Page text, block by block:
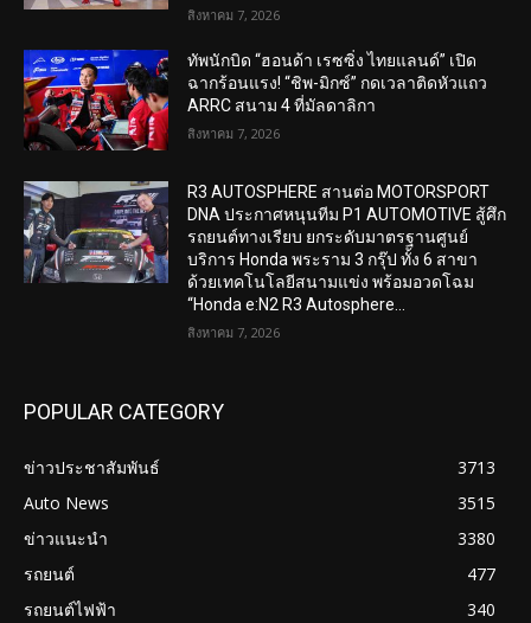
สิงหาคม 7, 2026
ทัพนักบิด “ฮอนด้า เรซซิ่ง ไทยแลนด์” เปิด
ฉากร้อนแรง! “ชิพ-มิกซ์” กดเวลาติดหัวแถว
ARRC สนาม 4 ที่มัลดาลิกา
สิงหาคม 7, 2026
R3 AUTOSPHERE สานต่อ MOTORSPORT
DNA ประกาศหนุนทีม P1 AUTOMOTIVE สู้ศึก
รถยนต์ทางเรียบ ยกระดับมาตรฐานศูนย์
บริการ Honda พระราม 3 กรุ๊ป ทั้ง 6 สาขา
ด้วยเทคโนโลยีสนามแข่ง พร้อมอวดโฉม
“Honda e:N2 R3 Autosphere...
สิงหาคม 7, 2026
POPULAR CATEGORY
ข่าวประชาสัมพันธ์
3713
Auto News
3515
ข่าวแนะนำ
3380
รถยนต์
477
รถยนต์ไฟฟ้า
340